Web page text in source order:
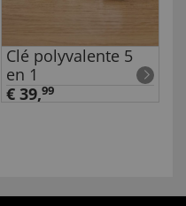
Clé polyvalente 5
en 1
€ 39,99